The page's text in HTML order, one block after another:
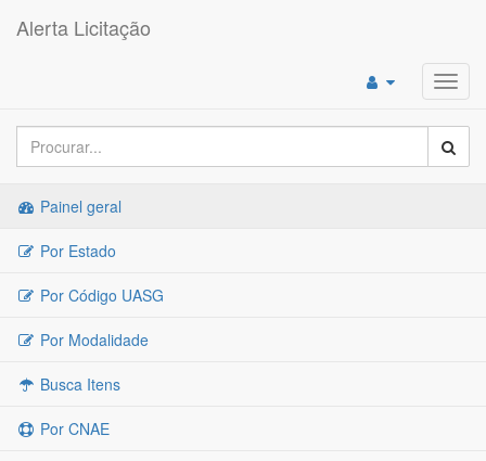
Alerta Licitação
Painel geral
Por Estado
Por Código UASG
Por Modalidade
Busca Itens
Por CNAE